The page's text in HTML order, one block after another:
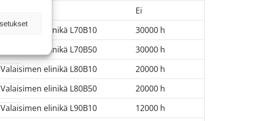
Ei
Valaisimen elinikä L70B10
30000 h
Valaisimen elinikä L70B50
30000 h
Valaisimen elinikä L80B10
20000 h
Valaisimen elinikä L80B50
20000 h
Valaisimen elinikä L90B10
12000 h